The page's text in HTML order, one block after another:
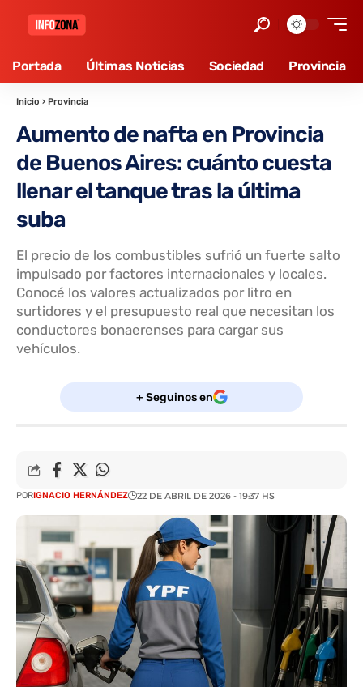
Portada Últimas Noticias Sociedad Provincia
Inicio › Provincia
Aumento de nafta en Provincia
de Buenos Aires: cuánto cuesta
llenar el tanque tras la última
suba
El precio de los combustibles sufrió un fuerte salto
impulsado por factores internacionales y locales.
Conocé los valores actualizados por litro en
surtidores y el presupuesto real que necesitan los
conductores bonaerenses para cargar sus
vehículos.
+ Seguinos en
PORIGNACIO HERNÁNDEZ 22 DE ABRIL DE 2026 - 19:37 HS